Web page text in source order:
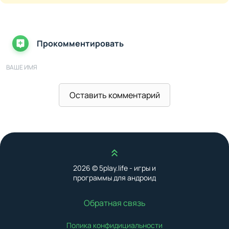
Прокомментировать
ВАШЕ ИМЯ
Оставить комментарий
Наверх
2026 © 5play.life - игры и
программы для андроид
Обратная связь
Полика конфидициальности